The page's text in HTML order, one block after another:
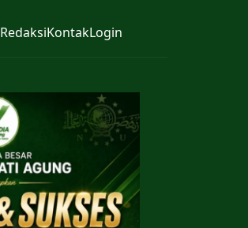
RedaksiKontakLogin